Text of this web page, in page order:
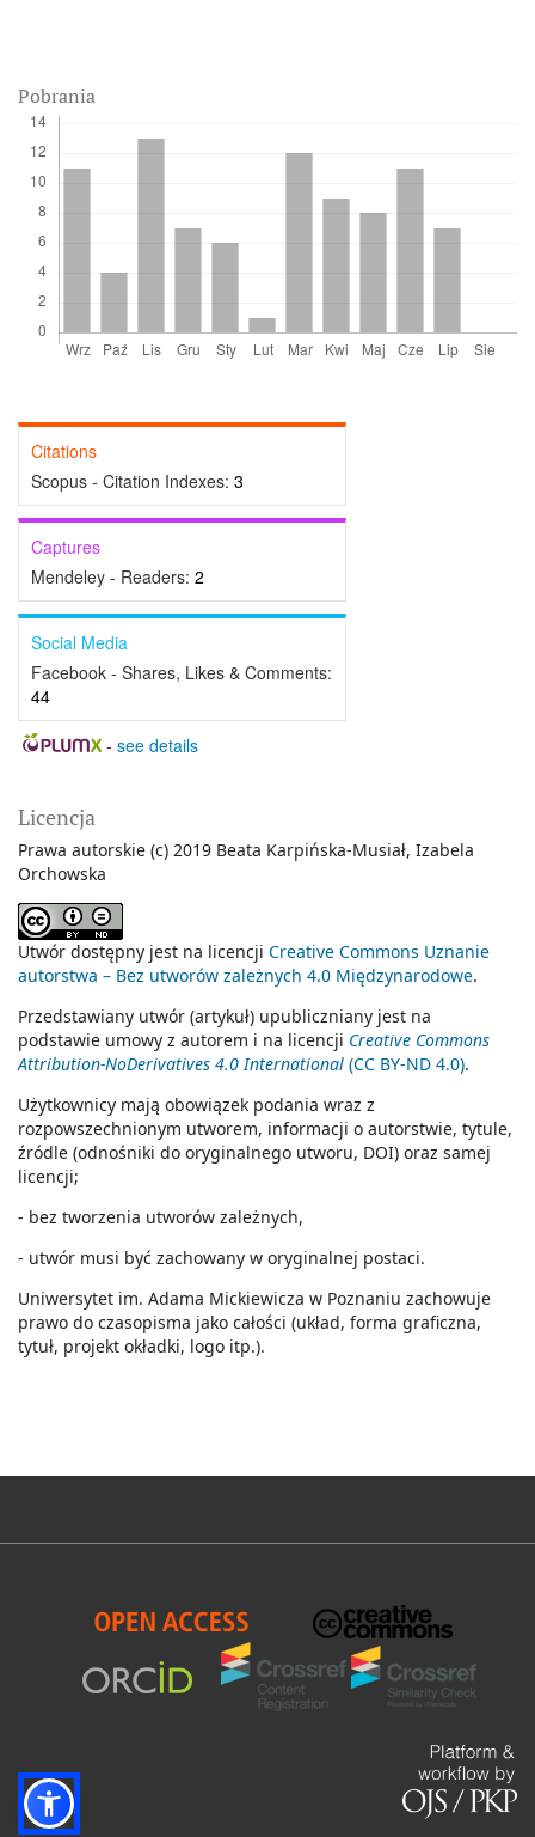
Pobrania
Citations
Scopus - Citation Indexes: 3
Captures
Mendeley - Readers: 2
Social Media
Facebook - Shares, Likes & Comments:
44
- see details
Licencja
Prawa autorskie (c) 2019 Beata Karpińska-Musiał, Izabela
Orchowska
Utwór dostępny jest na licencji Creative Commons Uznanie
autorstwa – Bez utworów zależnych 4.0 Międzynarodowe.
Przedstawiany utwór (artykuł) upubliczniany jest na
podstawie umowy z autorem i na licencji Creative Commons
Attribution-NoDerivatives 4.0 International (CC BY-ND 4.0).
Użytkownicy mają obowiązek podania wraz z
rozpowszechnionym utworem, informacji o autorstwie, tytule,
źródle (odnośniki do oryginalnego utworu, DOI) oraz samej
licencji;
- bez tworzenia utworów zależnych,
- utwór musi być zachowany w oryginalnej postaci.
Uniwersytet im. Adama Mickiewicza w Poznaniu zachowuje
prawo do czasopisma jako całości (układ, forma graficzna,
tytuł, projekt okładki, logo itp.).